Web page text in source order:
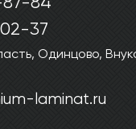
не будут переданы
лицам
не будут переданы
лицам
37
Одинцово,
laminat.ru